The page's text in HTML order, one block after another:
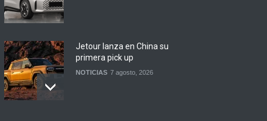
Jetour lanza en China su
primera pick up
NOTICIAS 7 agosto, 2026